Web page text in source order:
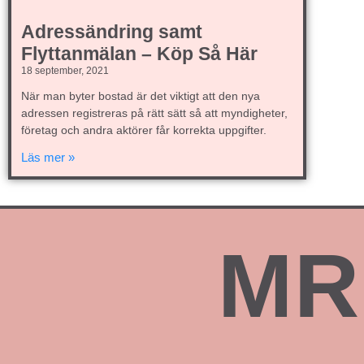
Adressändring samt
Flyttanmälan – Köp Så Här
18 september, 2021
När man byter bostad är det viktigt att den nya
adressen registreras på rätt sätt så att myndigheter,
företag och andra aktörer får korrekta uppgifter.
Läs mer »